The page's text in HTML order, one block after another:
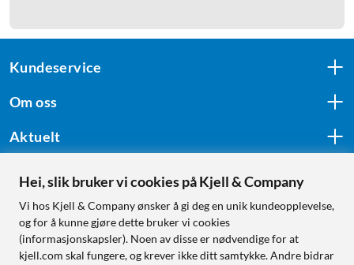
Kundeservice
Om oss
Aktuelt
Følg oss
Handle fra:
Hei, slik bruker vi cookies på Kjell & Company
Vi hos Kjell & Company ønsker å gi deg en unik kundeopplevelse,
og for å kunne gjøre dette bruker vi cookies
(informasjonskapsler). Noen av disse er nødvendige for at
kjell.com skal fungere, og krever ikke ditt samtykke. Andre bidrar